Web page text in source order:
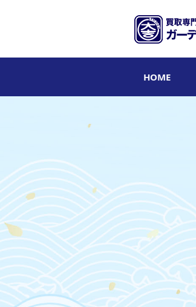
HOME